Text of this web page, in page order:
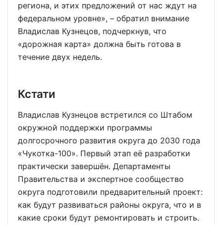
региона, и этих предложений от нас ждут на
федеральном уровне», – обратил внимание
Владислав Кузнецов, подчеркнув, что
«дорожная карта» должна быть готова в
течение двух недель.
Кстати
Владислав Кузнецов встретился со Штабом
окружной поддержки программы
долгосрочного развития округа до 2030 года
«Чукотка-100». Первый этап её разработки
практически завершён. Департаменты
Правительства и экспертное сообщество
округа подготовили предварительный проект:
как будут развиваться районы округа, что и в
какие сроки будут ремонтировать и строить.